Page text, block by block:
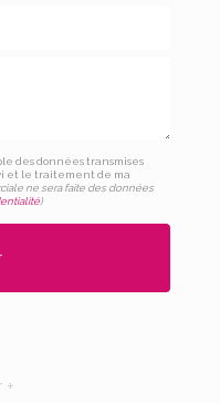
des données transmises
et le traitement de ma
ne sera faite des données
)
+